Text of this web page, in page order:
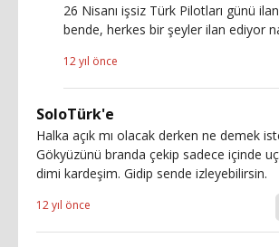
26 Nisanı işsiz Türk Pilotları günü
bende, herkes bir şeyler ilan ediyor
12 yıl önce
SoloTürk'e
Halka açık mı olacak derken ne demek
Gökyüzünü branda çekip sadece içinde
dimi kardeşim. Gidip sende izleyebilirsin.
12 yıl önce